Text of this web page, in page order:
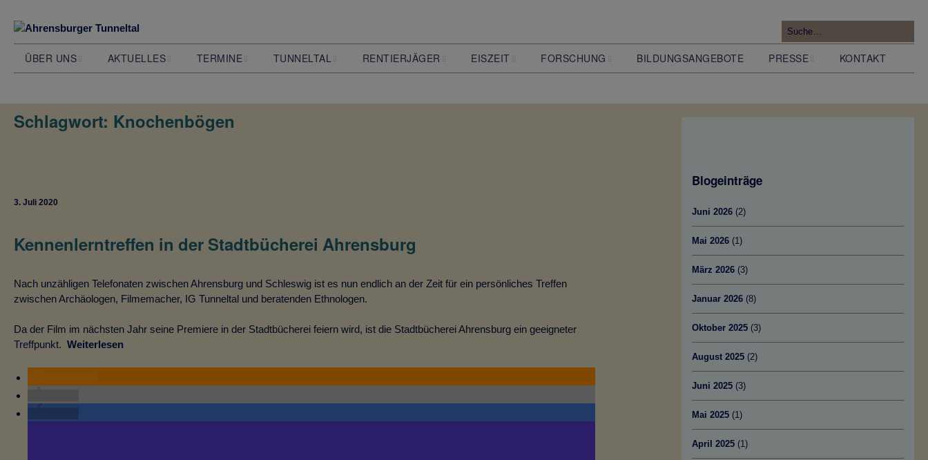
ÜBER UNS
wollen
Unser Team
AKTUELLES
Unsere Jahreskalender
TERMINE TUNNELTAL
Ahrensburger Tunneltal
RENTIERJÄGER
Ahrensburger
EISZEIT FORSCHUNG
Forschung zur Geologie
BILDUNGSANGEBOTE PRESSE KONTAKT
Schlagwort: Knochenbögen
3. Juli 2020
Kennenlerntreffen in der Stadtbücherei Ahrensburg
Nach unzähligen Telefonaten zwischen Ahrensburg und Schleswig ist es nun endlich an der Zeit für ein persönliches Treffen
zwischen Archäologen, Filmemacher, IG Tunneltal und beratenden Ethnologen.
Da der Film im nächsten Jahr seine Premiere in der Stadtbücherei feiern wird, ist die Stadtbücherei Ahrensburg ein geeigneter
Treffpunkt. Weiterlesen
Blogeinträge
Juni 2026 (2)
Mai 2026 (1)
März 2026 (3)
Januar 2026 (8)
Oktober 2025 (3)
August 2025 (2)
Juni 2025 (3)
Mai 2025 (1)
April 2025 (1)